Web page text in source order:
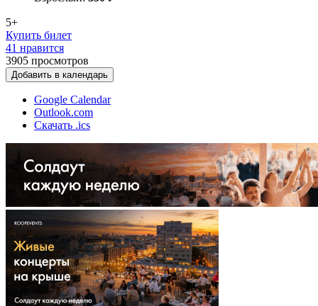
5+
Купить билет
41 нравится
3905 просмотров
Добавить в календарь
Google Calendar
Outlook.com
Скачать .ics